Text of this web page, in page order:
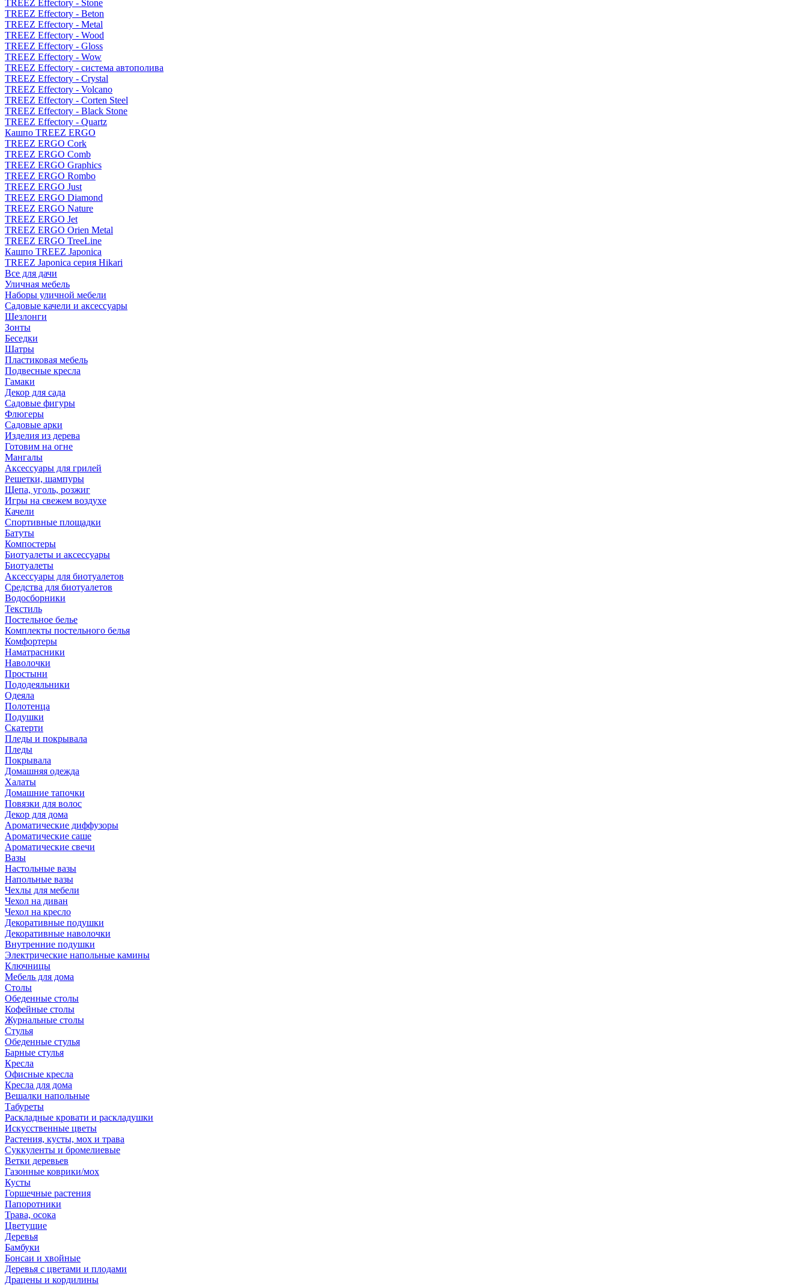
TREEZ Effectory - Stone
TREEZ Effectory - Beton
TREEZ Effectory - Metal
TREEZ Effectory - Wood
TREEZ Effectory - Gloss
TREEZ Effectory - Wow
TREEZ Effectory - система автополива
TREEZ Effectory - Crystal
TREEZ Effectory - Volcano
TREEZ Effectory - Corten Steel
TREEZ Effectory - Black Stone
TREEZ Effectory - Quartz
Кашпо TREEZ ERGO
TREEZ ERGO Cork
TREEZ ERGO Comb
TREEZ ERGO Graphics
TREEZ ERGO Rombo
TREEZ ERGO Just
TREEZ ERGO Diamond
TREEZ ERGO Nature
TREEZ ERGO Jet
TREEZ ERGO Orien Metal
TREEZ ERGO TreeLine
Кашпо TREEZ Japonica
TREEZ Japonica серия Hikari
Все для дачи
Уличная мебель
Наборы уличной мебели
Садовые качели и аксессуары
Шезлонги
Зонты
Беседки
Шатры
Пластиковая мебель
Подвесные кресла
Гамаки
Декор для сада
Садовые фигуры
Флюгеры
Садовые арки
Изделия из дерева
Готовим на огне
Мангалы
Аксессуары для грилей
Решетки, шампуры
Щепа, уголь, розжиг
Игры на свежем воздухе
Качели
Спортивные площадки
Батуты
Компостеры
Биотуалеты и аксессуары
Биотуалеты
Аксессуары для биотуалетов
Средства для биотуалетов
Водосборники
Текстиль
Постельное белье
Комплекты постельного белья
Комфортеры
Наматрасники
Наволочки
Простыни
Пододеяльники
Одеяла
Полотенца
Подушки
Скатерти
Пледы и покрывала
Пледы
Покрывала
Домашняя одежда
Халаты
Домашние тапочки
Повязки для волос
Декор для дома
Ароматические диффузоры
Ароматические саше
Ароматические свечи
Вазы
Настольные вазы
Напольные вазы
Чехлы для мебели
Чехол на диван
Чехол на кресло
Декоративные подушки
Декоративные наволочки
Внутренние подушки
Электрические напольные камины
Ключницы
Мебель для дома
Столы
Обеденные столы
Кофейные столы
Журнальные столы
Стулья
Обеденные стулья
Барные стулья
Кресла
Офисные кресла
Кресла для дома
Вешалки напольные
Табуреты
Раскладные кровати и раскладушки
Искусственные цветы
Растения, кусты, мох и трава
Суккуленты и бромелиевые
Ветки деревьев
Газонные коврики/мох
Кусты
Горшечные растения
Папоротники
Трава, осока
Цветущие
Деревья
Бамбуки
Бонсаи и хвойные
Деревья с цветами и плодами
Драцены и кордилины